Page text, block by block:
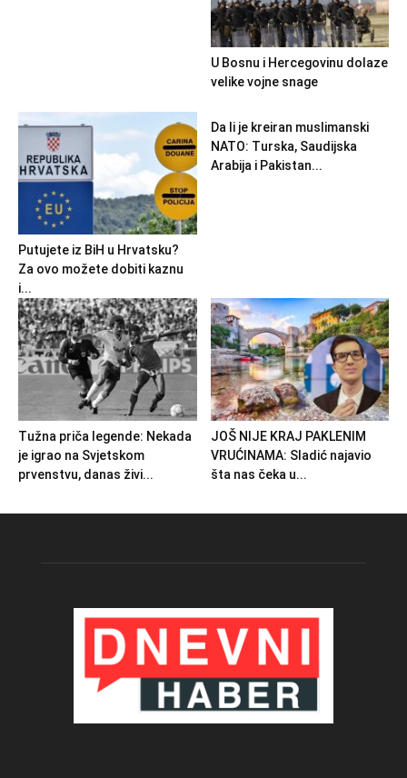
U Bosnu i Hercegovinu dolaze
velike vojne snage
Putujete iz BiH u Hrvatsku?
Za ovo možete dobiti kaznu
i...
Da li je kreiran muslimanski
NATO: Turska, Saudijska
Arabija i Pakistan...
Tužna priča legende: Nekada
je igrao na Svjetskom
prvenstvu, danas živi...
JOŠ NIJE KRAJ PAKLENIM
VRUĆINAMA: Sladić najavio
šta nas čeka u...